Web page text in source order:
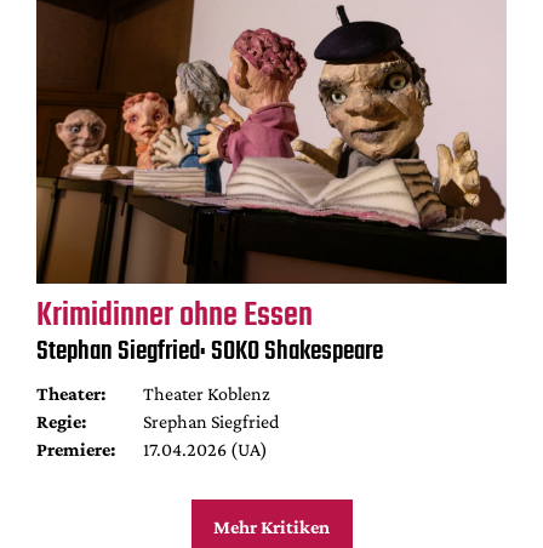
Krimidinner ohne Essen
Stephan Siegfried: SOKO Shakespeare
Theater:
Theater Koblenz
Regie:
Srephan Siegfried
Premiere:
17.04.2026 (UA)
Mehr Kritiken